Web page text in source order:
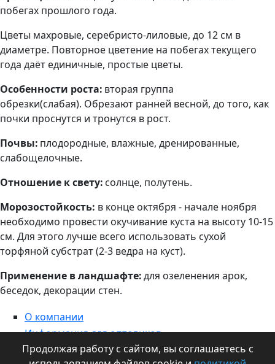
побегах прошлого года.
Цветы махровые, серебристо-лиловые, до 12 см в
диаметре. Повторное цветение на побегах текущего
года даёт единичные, простые цветы.
Особенности роста: вторая группа
обрезки(слабая). Обрезают ранней весной, до того, как
почки проснутся и тронутся в рост.
Почвы: плодородные, влажные, дренированные,
слабощелочные.
Отношение к свету: солнце, полутень.
Морозостойкость: в конце октября - начале ноября
необходимо провести окучивание куста на высоту 10-15
см. Для этого лучше всего использовать сухой
торфяной субстрат (2-3 ведра на куст).
Применение в ландшафте:для озеленения арок,
беседок, декорации стен.
О компании
Информация для оптовиков
Контакты
Продолжая работу с сайтом, вы соглашаетесь с